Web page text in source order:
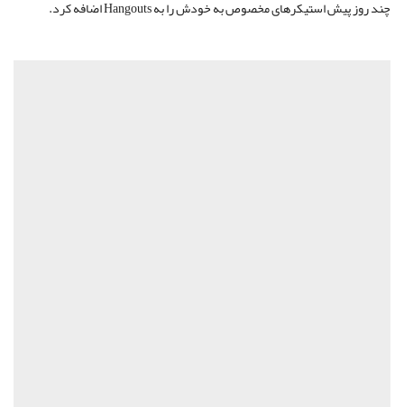
چند روز پیش استیکرهای مخصوص به خودش را به Hangouts اضافه کرد.